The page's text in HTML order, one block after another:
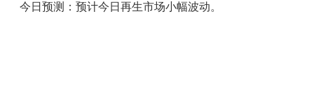
今日预测：预计今日再生市场小幅波动。